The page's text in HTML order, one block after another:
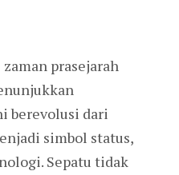
prasejarah
berevolusi dari
simbol status,
Sepatu tidak